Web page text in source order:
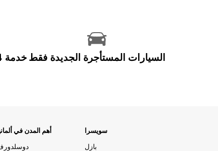
السيارات المستأجرة الجديدة فقط
أهم المدن في
سويسرا
بازل